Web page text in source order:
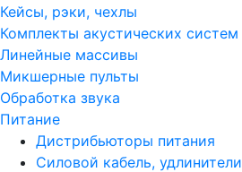
Кейсы, рэки, чехлы
Комплекты акустических систем
Линейные массивы
Микшерные пульты
Обработка звука
Питание
Дистрибьюторы питания
Силовой кабель, удлинители